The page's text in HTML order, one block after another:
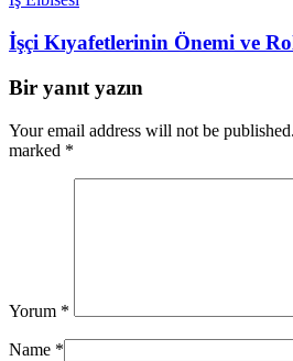
İşçi Kıyafetlerinin Önemi ve
Bir yanıt yazın
Your email address will not be
marked *
Yorum *
Name *